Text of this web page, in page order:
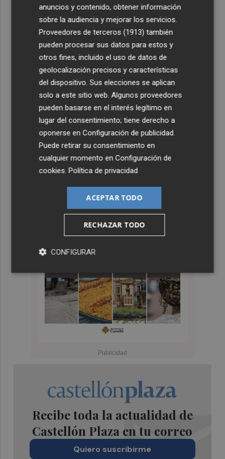
Recibe toda la actualidad de
Castellón Plaza en tu correo
Quiero suscribirme
anuncios y contenido, obtener información
sobre la audiencia y mejorar los servicios.
Proveedores de terceros (1913) también
pueden procesar sus datos para estos y
otros fines, incluido el uso de datos de
geolocalización precisos y características
del dispositivo. Sus elecciones se aplican
solo a este sitio web. Algunos proveedores
pueden basarse en el interés legítimo en
lugar del consentimiento; tiene derecho a
oponerse enConfiguración de publicidad
Puede retirar su consentimiento en
cualquier momento enConfiguración de
cookies .Política de privacidad
ACEPTAR TODO
RECHAZAR TODO
CONFIGURAR